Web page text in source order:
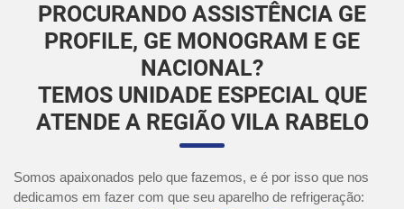
PROCURANDO ASSISTÊNCIA GE
PROFILE, GE MONOGRAM E GE
NACIONAL?
TEMOS UNIDADE ESPECIAL QUE
ATENDE A REGIÃO VILA RABELO
Somos apaixonados pelo que fazemos, e é por isso que nos
dedicamos em fazer com que seu aparelho de refrigeração: